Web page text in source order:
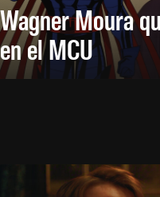
Wagner Moura
en el MCU